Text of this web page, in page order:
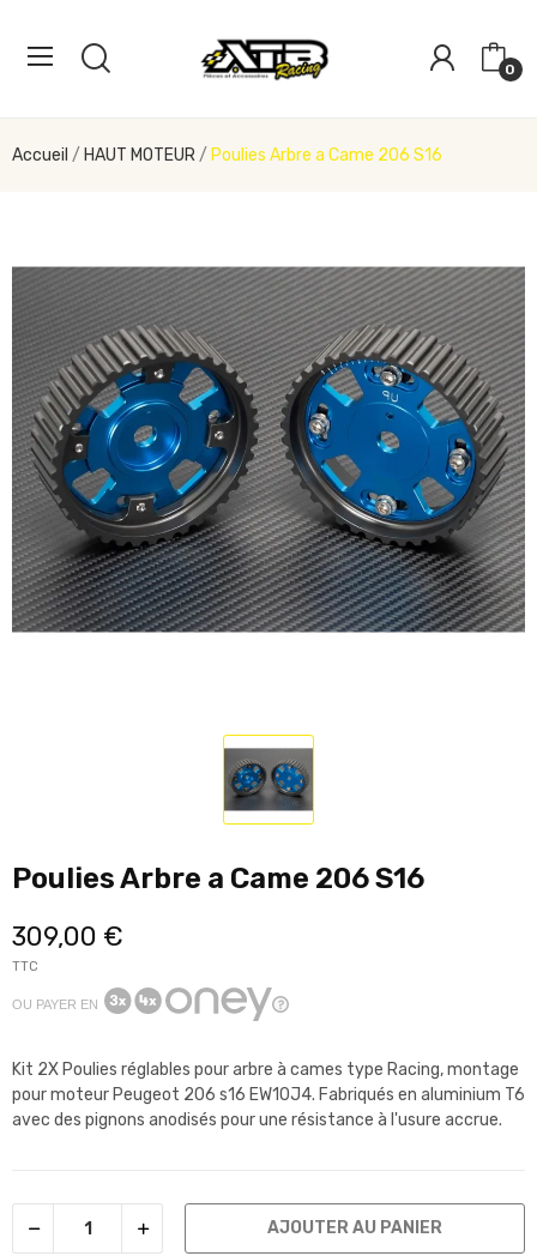
0
Accueil HAUT MOTEUR Poulies Arbre a Came 206 S16
Poulies Arbre a Came 206 S16
309,00 €
TTC
OU PAYER EN
Kit 2X Poulies réglables pour arbre à cames type Racing, montage
pour moteur Peugeot 206 s16 EW10J4. Fabriqués en aluminium T6
avec des pignons anodisés pour une résistance à l'usure accrue.
AJOUTER AU PANIER